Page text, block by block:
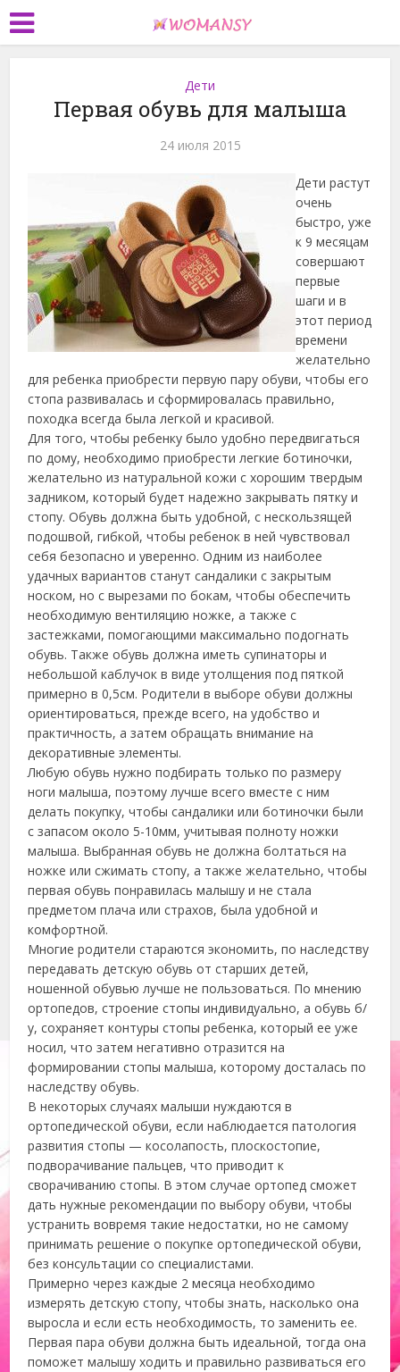
Дети
Первая обувь для малыша
24 июля 2015
Дети растут
очень
быстро, уже
к 9 месяцам
совершают
первые
шаги и в
этот период
времени
желательно
для ребенка приобрести первую пару обуви, чтобы его
стопа развивалась и сформировалась правильно,
походка всегда была легкой и красивой.
Для того, чтобы ребенку было удобно передвигаться
по дому, необходимо приобрести легкие ботиночки,
желательно из натуральной кожи с хорошим твердым
задником, который будет надежно закрывать пятку и
стопу. Обувь должна быть удобной, с нескользящей
подошвой, гибкой, чтобы ребенок в ней чувствовал
себя безопасно и уверенно. Одним из наиболее
удачных вариантов станут сандалики с закрытым
носком, но с вырезами по бокам, чтобы обеспечить
необходимую вентиляцию ножке, а также с
застежками, помогающими максимально подогнать
обувь. Также обувь должна иметь супинаторы и
небольшой каблучок в виде утолщения под пяткой
примерно в 0,5см. Родители в выборе обуви должны
ориентироваться, прежде всего, на удобство и
практичность, а затем обращать внимание на
декоративные элементы.
Любую обувь нужно подбирать только по размеру
ноги малыша, поэтому лучше всего вместе с ним
делать покупку, чтобы сандалики или ботиночки были
с запасом около 5-10мм, учитывая полноту ножки
малыша. Выбранная обувь не должна болтаться на
ножке или сжимать стопу, а также желательно, чтобы
первая обувь понравилась малышу и не стала
предметом плача или страхов, была удобной и
комфортной.
Многие родители стараются экономить, по наследству
передавать детскую обувь от старших детей,
ношенной обувью лучше не пользоваться. По мнению
ортопедов, строение стопы индивидуально, а обувь б/
у, сохраняет контуры стопы ребенка, который ее уже
носил, что затем негативно отразится на
формировании стопы малыша, которому досталась по
наследству обувь.
В некоторых случаях малыши нуждаются в
ортопедической обуви, если наблюдается патология
развития стопы — косолапость, плоскостопие,
подворачивание пальцев, что приводит к
сворачиванию стопы. В этом случае ортопед сможет
дать нужные рекомендации по выбору обуви, чтобы
устранить вовремя такие недостатки, но не самому
принимать решение о покупке ортопедической обуви,
без консультации со специалистами.
Примерно через каждые 2 месяца необходимо
измерять детскую стопу, чтобы знать, насколько она
выросла и если есть необходимость, то заменить ее.
Первая пара обуви должна быть идеальной, тогда она
поможет малышу ходить и правильно развиваться его